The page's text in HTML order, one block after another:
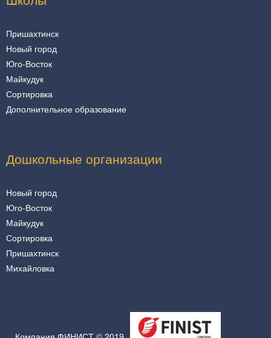
Пришахтинск
Новый город
Юго-Восток
Майкудук
Сортировка
Дополнительное образование
Дошкольные организации
Новый город
Юго-Восток
Майкудук
Сортировка
Пришахтинск
Михайловка